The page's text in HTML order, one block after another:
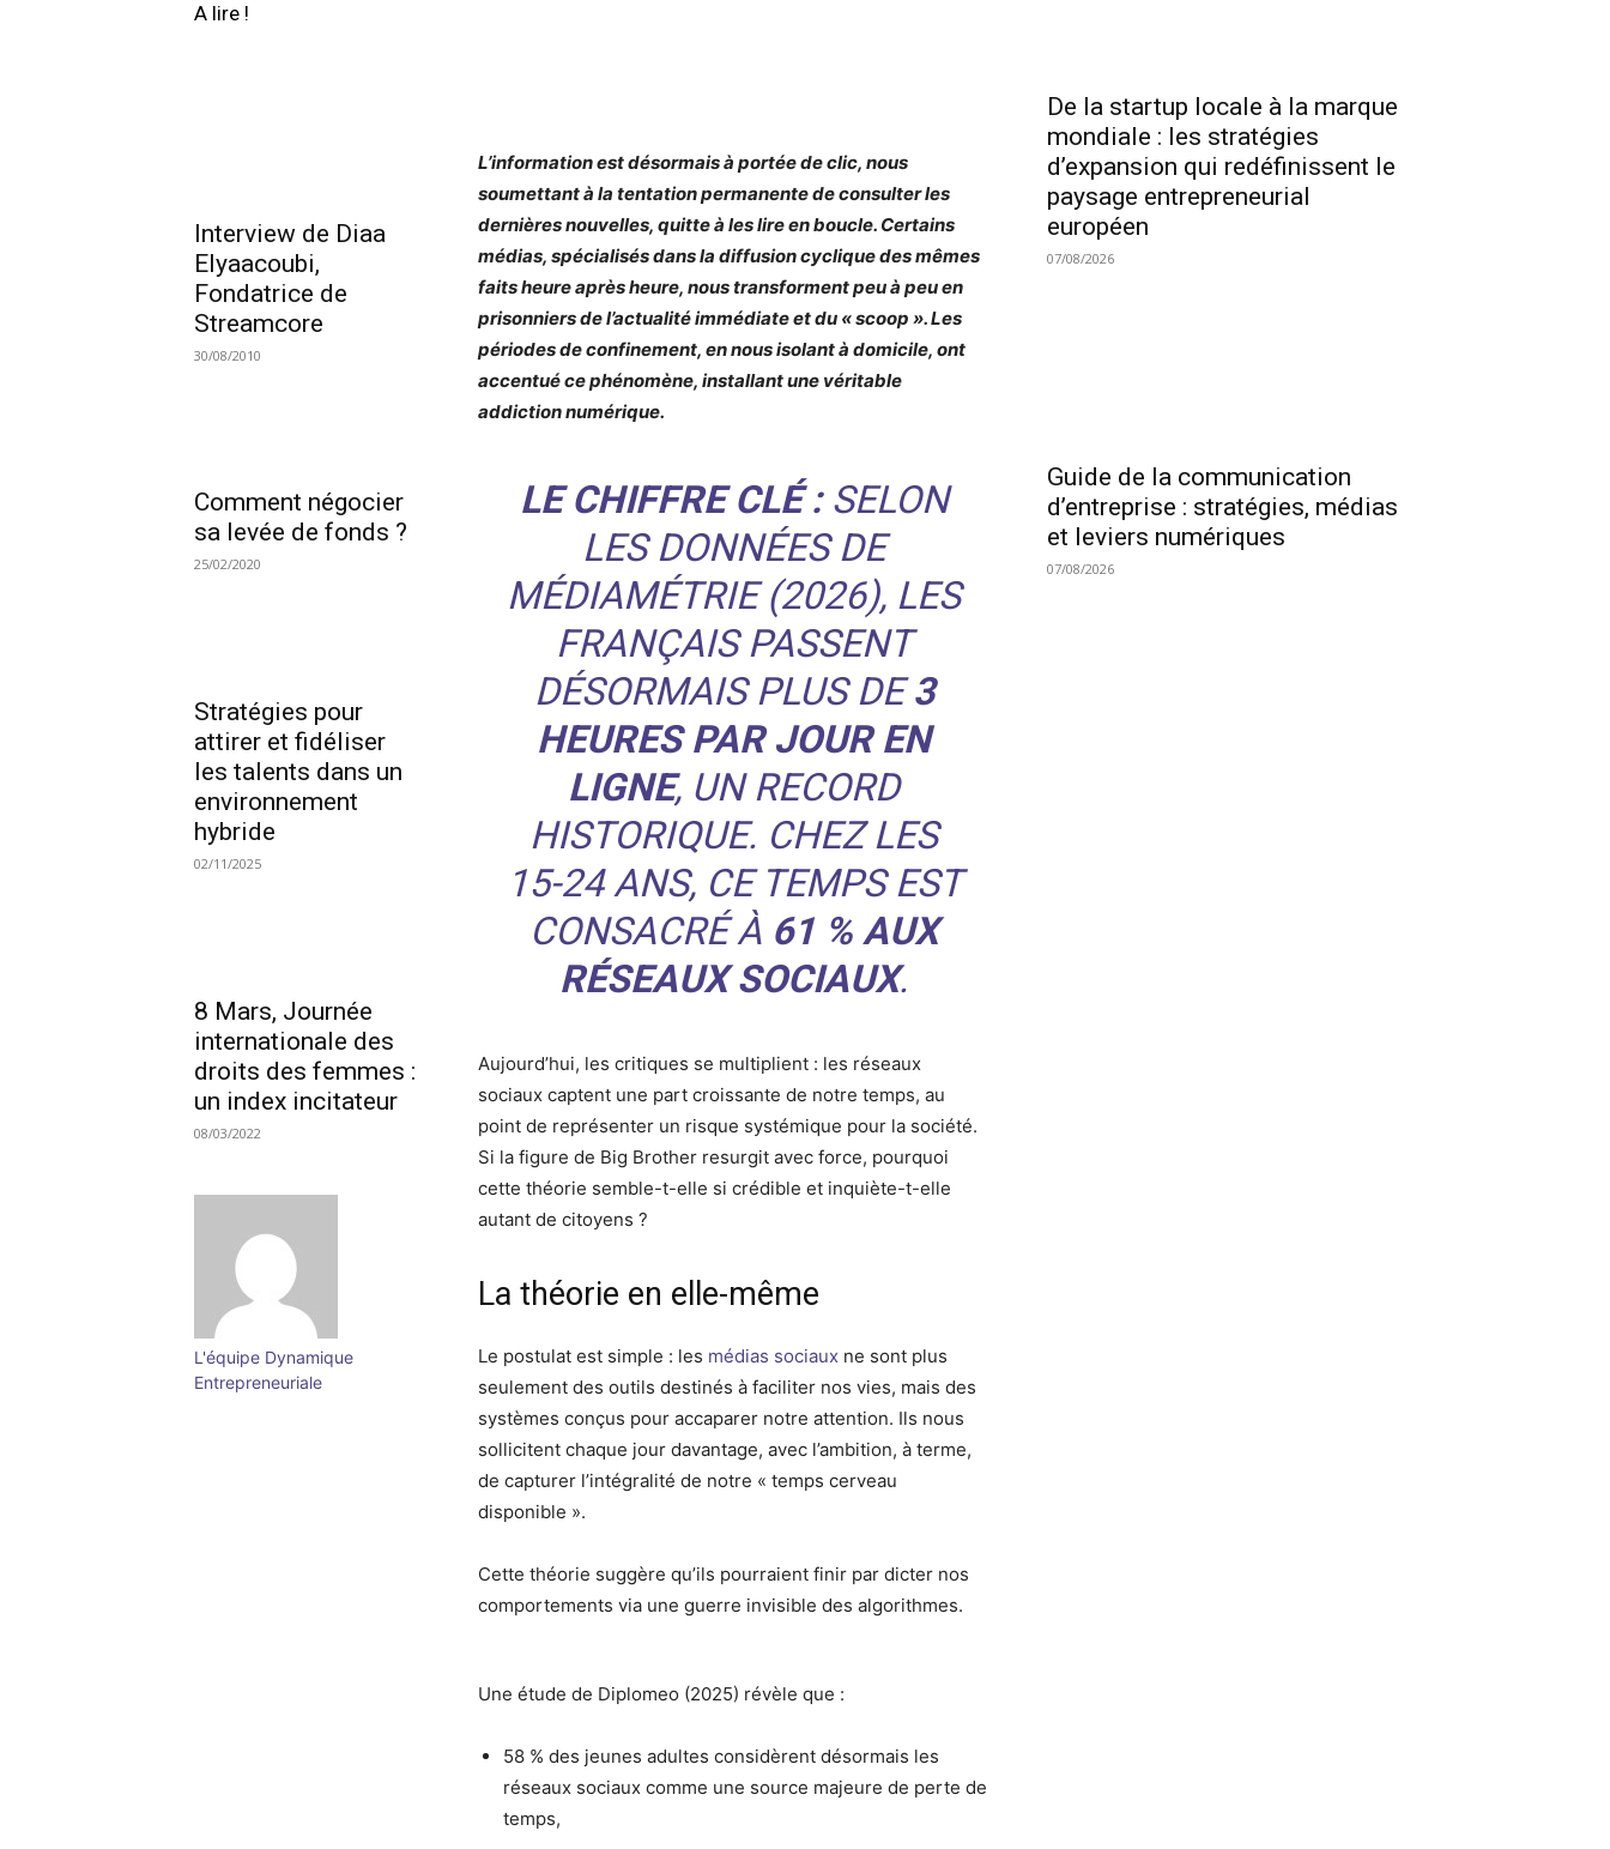
A lire !
Interview de Diaa
Elyaacoubi,
Fondatrice de
Streamcore
30/08/2010
Comment négocier
sa levée de fonds ?
25/02/2020
Stratégies pour
attirer et fidéliser
les talents dans un
environnement
hybride
02/11/2025
8 Mars, Journée
internationale des
droits des femmes :
un index incitateur
08/03/2022
L'équipe Dynamique
Entrepreneuriale
L’information est désormais à portée de clic, nous
soumettant à la tentation permanente de consulter les
dernières nouvelles, quitte à les lire en boucle. Certains
médias, spécialisés dans la diffusion cyclique des mêmes
faits heure après heure, nous transforment peu à peu en
prisonniers de l’actualité immédiate et du « scoop ». Les
périodes de confinement, en nous isolant à domicile, ont
accentué ce phénomène, installant une véritable
addiction numérique.
LE CHIFFRE CLÉ :SELON
LES DONNÉES DE
MÉDIAMÉTRIE (2026), LES
FRANÇAIS PASSENT
DÉSORMAIS PLUS DE3
HEURES PAR JOUR EN
LIGNE, UN RECORD
HISTORIQUE. CHEZ LES
15-24 ANS, CE TEMPS EST
CONSACRÉ À 61 % AUX
RÉSEAUX SOCIAUX.
Aujourd’hui, les critiques se multiplient : les réseaux
sociaux captent une part croissante de notre temps, au
point de représenter un risque systémique pour la société.
Si la figure de Big Brother resurgit avec force, pourquoi
cette théorie semble-t-elle si crédible et inquiète-t-elle
autant de citoyens ?
La théorie en elle-même
Le postulat est simple : les médias sociaux ne sont plus
seulement des outils destinés à faciliter nos vies, mais des
systèmes conçus pour accaparer notre attention. Ils nous
sollicitent chaque jour davantage, avec l’ambition, à terme,
de capturer l’intégralité de notre « temps cerveau
disponible ».
Cette théorie suggère qu’ils pourraient finir par dicter nos
comportements via une guerre invisible des algorithmes.
Une étude de Diplomeo (2025) révèle que :
58 % des jeunes adultes considèrent désormais les
réseaux sociaux comme une source majeure de perte de
temps,
De la startup locale à la marque
mondiale : les stratégies
d’expansion qui redéfinissent le
paysage entrepreneurial
européen
07/08/2026
Guide de la communication
d’entreprise : stratégies, médias
et leviers numériques
07/08/2026